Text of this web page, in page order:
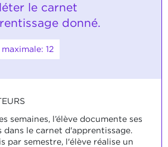
le carnet
donné.
12
semaines, l’élève documente ses
dans le carnet d'apprentissage.
par semestre, l'élève réalise un